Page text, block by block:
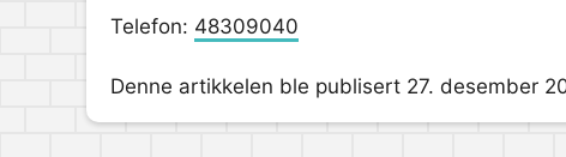
Telefon: 48309040
Denne artikkelen ble publisert 27. desember